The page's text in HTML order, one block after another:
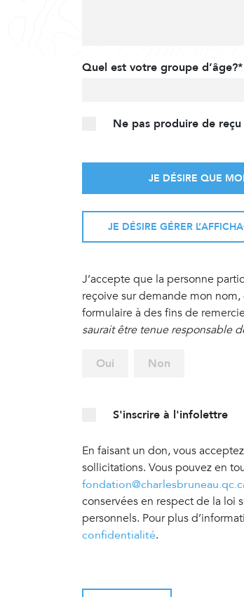
Quel est votre groupe d’âge?*
Ne pas produire de
JE DÉSIRE QUE
JE DÉSIRE GÉRER
J’accepte que la personne
reçoive sur demande mon
formulaire à des fins de
saurait être tenue responsable
Oui Non
S'inscrire à l'infolettre
En faisant un don, vous
sollicitations. Vous pouvez en
conservées en respect de la loi
personnels. Pour plus
confidentialité.